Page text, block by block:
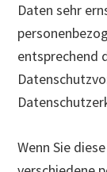
Daten sehr
entsprechend
Wenn Sie